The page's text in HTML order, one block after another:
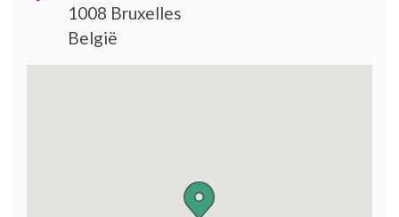
1008 Bruxelles
België